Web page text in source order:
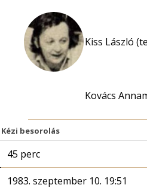
Kiss László
Kovács
Kézi besorolás
45 perc
1983. szeptember 10. 19:51